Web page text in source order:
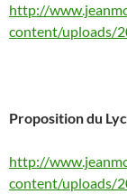
http://
content/uploads/
Proposition du
http://
content/uploads/